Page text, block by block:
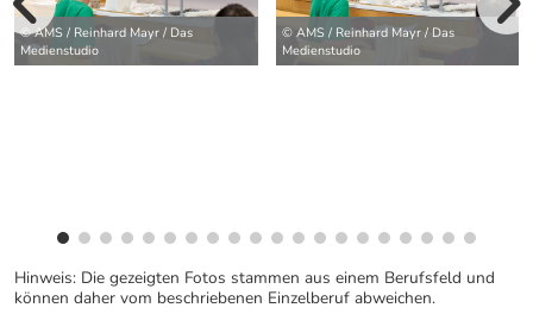
© AMS / Reinhard Mayr / Das
Medienstudio
© AMS / Reinhard Mayr / Das
Medienstudio
Hinweis: Die gezeigten Fotos stammen aus einem Berufsfeld und
können daher vom beschriebenen Einzelberuf abweichen.